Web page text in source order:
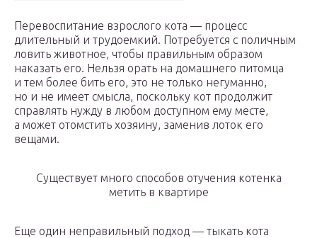
Перевоспитание взрослого кота — процесс
длительный и трудоемкий. Потребуется с поличным
ловить животное, чтобы правильным образом
наказать его. Нельзя орать на домашнего питомца
и тем более бить его, это не только негуманно,
но и не имеет смысла, поскольку кот продолжит
справлять нужду в любом доступном ему месте,
а может отомстить хозяину, заменив лоток его
вещами.
Существует много способов отучения котенка
метить в квартире
Еще один неправильный подход — тыкать кота